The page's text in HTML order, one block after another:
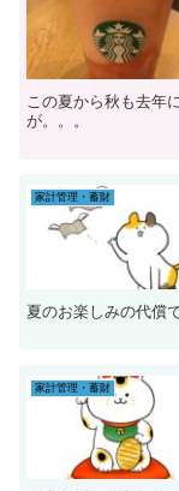
この夏から秋も去年
が。。。
家計管理・蓄財
夏のお楽しみの代償
家計管理・蓄財